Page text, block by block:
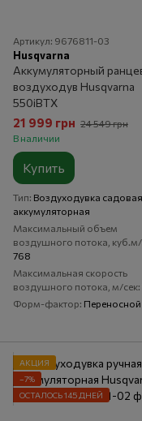
Артикул: 9676811-03
Husqvarna
Аккумуляторный
воздуходув Husqvarna
550iBTX
21 999 грн 24 549 грн
В наличии
Купить
Тип Воздуходувка садовая
аккумуляторная
Максимальный объем
воздушного потока,
768
Максимальная скорость
воздушного потока, м/сек
Форм-фактор Переносной
АКЦИЯ
−7%
ОСТАЛОСЬ 145 ДНЕЙ